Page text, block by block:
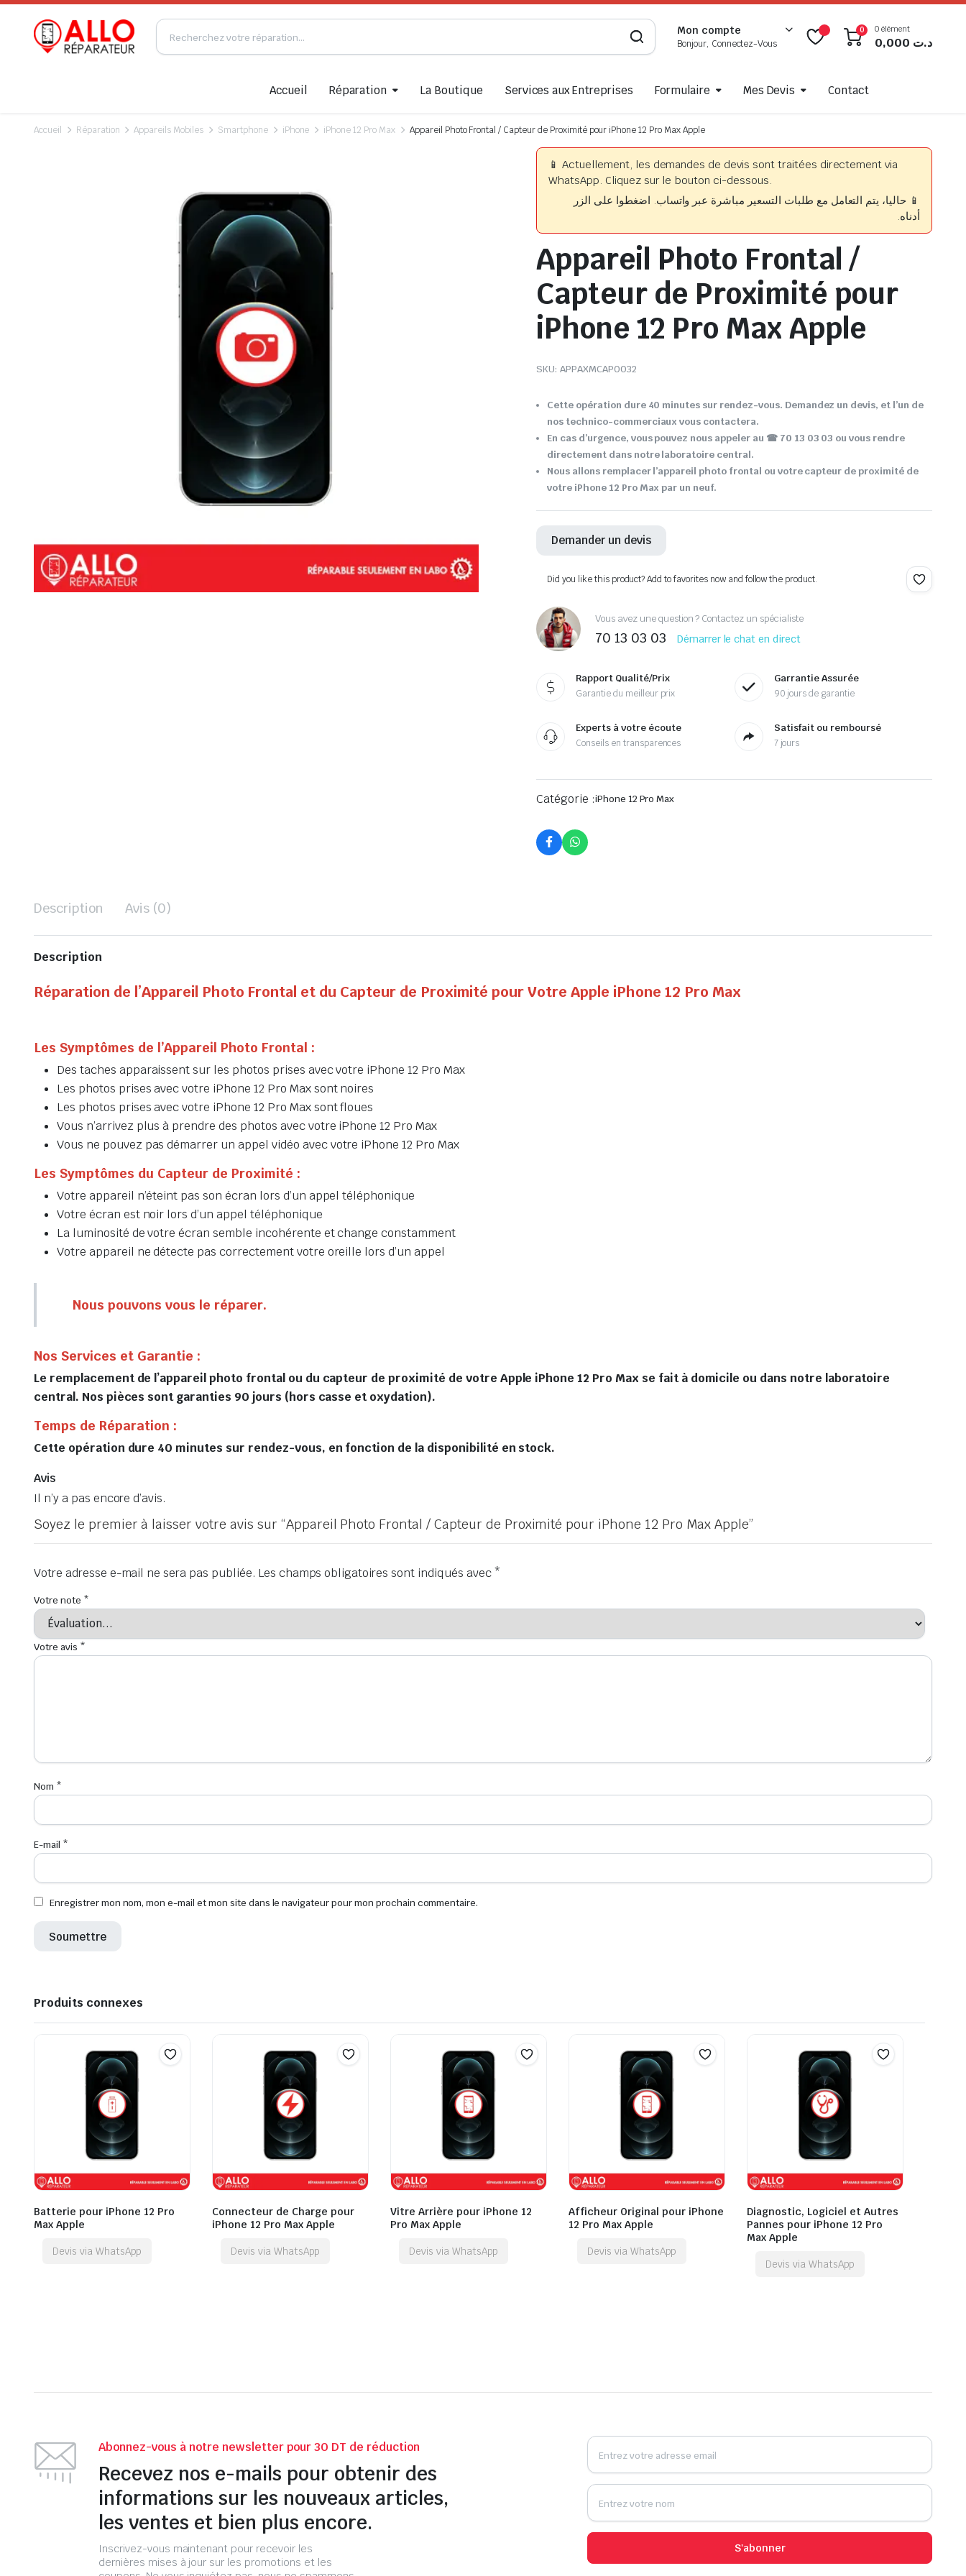
Mon compte
Bonjour, Connectez-Vous
0 0 élément
د.ت
Accueil Réparation La Boutique Services aux Entreprises Formulaire Mes Devis Contact
Accueil Réparation Appareils Mobiles Smartphone iPhone iPhone 12 Pro Max Appareil Photo Frontal / Capteur de Proximité pour iPhone 12 Pro Max Apple
📱 Actuellement, les demandes de devis sont traitées directement via
WhatsApp. Cliquez sur le bouton ci-dessous.
📱 حاليا، يتم التعامل مع طلبات التسعير مباشرة عبر واتساب. اضغطوا على الزر
أدناه.
Appareil Photo Frontal /
Capteur de Proximité pour
iPhone 12 Pro Max Apple
SKU: APPAXMCAP0032
Cette opération dure 40 minutes sur rendez-vous. Demandez un devis, et l’un de
nos technico-commerciaux vous contactera.
En cas d’urgence, vous pouvez nous appeler au ☎ 70 13 03 03 ou vous rendre
directement dans notre laboratoire central.
Nous allons remplacer l’appareil photo frontal ou votre capteur de proximité de
votre iPhone 12 Pro Max par un neuf.
Demander un devis
Did you like this product? Add to favorites now and follow the product.
Vous avez une question ? Contactez un spécialiste
70 13 03 03 Démarrer le chat en direct
Rapport Qualité/Prix
Garantie du meilleur prix
Garrantie Assurée
90 jours de garantie
Experts à votre écoute
Conseils en transparences
Satisfait ou remboursé
7 jours
Catégorie :iPhone 12 Pro Max
Description Avis (0)
Description
Réparation de l’Appareil Photo Frontal et du Capteur de Proximité pour Votre Apple iPhone 12 Pro Max
Les Symptômes de l’Appareil Photo Frontal :
Des taches apparaissent sur les photos prises avec votre iPhone 12 Pro Max
Les photos prises avec votre iPhone 12 Pro Max sont noires
Les photos prises avec votre iPhone 12 Pro Max sont floues
Vous n’arrivez plus à prendre des photos avec votre iPhone 12 Pro Max
Vous ne pouvez pas démarrer un appel vidéo avec votre iPhone 12 Pro Max
Les Symptômes du Capteur de Proximité :
Votre appareil n’éteint pas son écran lors d’un appel téléphonique
Votre écran est noir lors d’un appel téléphonique
La luminosité de votre écran semble incohérente et change constamment
Votre appareil ne détecte pas correctement votre oreille lors d’un appel
Nous pouvons vous le réparer.
Nos Services et Garantie :
Le remplacement de l’appareil photo frontal ou du capteur de proximité de votre Apple iPhone 12 Pro Max se fait à domicile ou dans notre laboratoire
central. Nos pièces sont garanties 90 jours (hors casse et oxydation).
Temps de Réparation :
Cette opération dure 40 minutes sur rendez-vous, en fonction de la disponibilité en stock.
Avis
Il n’y a pas encore d’avis.
Soyez le premier à laisser votre avis sur “Appareil Photo Frontal / Capteur de Proximité pour iPhone 12 Pro Max Apple”
Votre adresse e-mail ne sera pas publiée. Les champs obligatoires sont indiqués avec*
Votre note *
Votre avis *
Nom *
E-mail *
Enregistrer mon nom, mon e-mail et mon site dans le navigateur pour mon prochain commentaire.
Produits connexes
Batterie pour iPhone 12 Pro
Max Apple
Devis via WhatsApp
Connecteur de Charge pour
iPhone 12 Pro Max Apple
Devis via WhatsApp
Vitre Arrière pour iPhone 12
Pro Max Apple
Devis via WhatsApp
Afficheur Original pour iPhone
12 Pro Max Apple
Devis via WhatsApp
Diagnostic, Logiciel et Autres
Pannes pour iPhone 12 Pro
Max Apple
Devis via WhatsApp
Abonnez-vous à notre newsletter pour 30 DT de réduction
Recevez nos e-mails pour obtenir des
informations sur les nouveaux articles,
les ventes et bien plus encore.
Inscrivez-vous maintenant pour recevoir les
dernières mises à jour sur les promotions et les
S'abonner